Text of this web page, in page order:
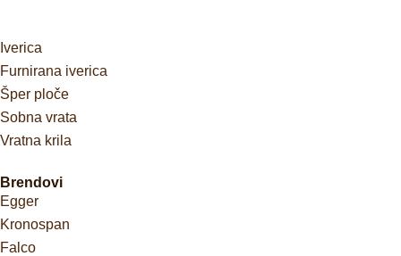
Iverica
Furnirana iverica
Šper ploče
Sobna vrata
Vratna krila
Brendovi
Egger
Kronospan
Falco